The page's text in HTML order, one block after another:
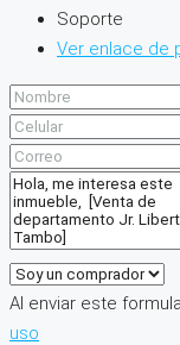
Soporte
Ver enlace de
Al enviar este
uso